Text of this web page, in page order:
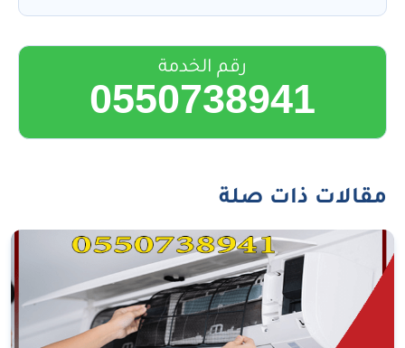
رقم الخدمة
0550738941
مقالات ذات صلة